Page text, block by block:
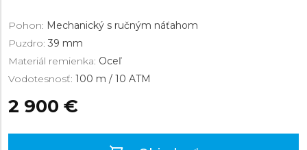
Pohon: Mechanický s ručným náťahom
Puzdro: 39 mm
Materiál remienka: Oceľ
Vodotesnosť: 100 m / 10 ATM
2 900 €